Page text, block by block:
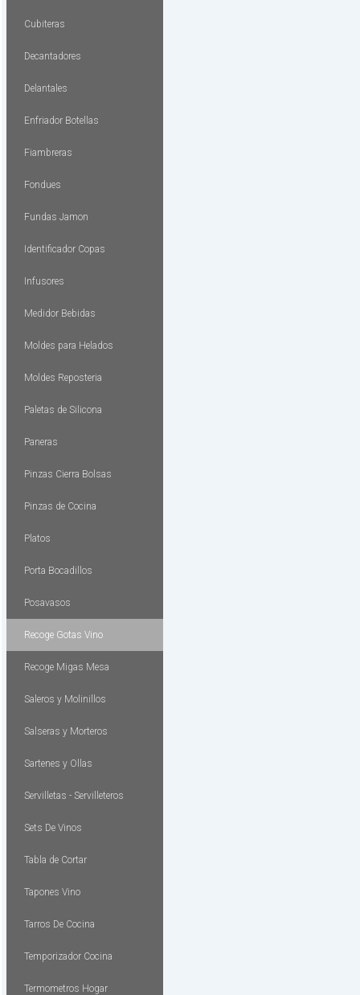
Cubiteras
Decantadores
Delantales
Enfriador Botellas
Fiambreras
Fondues
Fundas Jamon
Identificador Copas
Infusores
Medidor Bebidas
Moldes para Helados
Moldes Reposteria
Paletas de Silicona
Paneras
Pinzas Cierra Bolsas
Pinzas de Cocina
Platos
Porta Bocadillos
Posavasos
Recoge Gotas Vino
Recoge Migas Mesa
Saleros y Molinillos
Salseras y Morteros
Sartenes y Ollas
Servilletas - Servilleteros
Sets De Vinos
Tabla de Cortar
Tapones Vino
Tarros De Cocina
Temporizador Cocina
Termometros Hogar